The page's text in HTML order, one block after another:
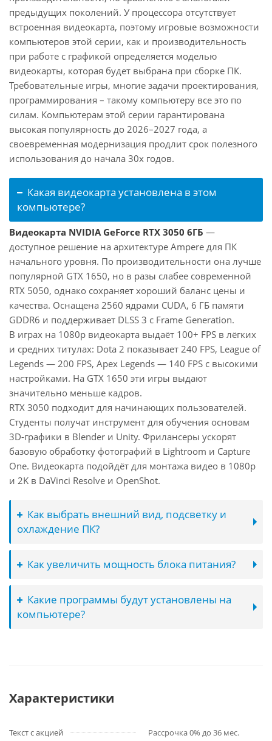
предыдущих поколений. У процессора отсутствует
встроенная видеокарта, поэтому игровые возможности
компьютеров этой серии, как и производительность
при работе с графикой определяется моделью
видеокарты, которая будет выбрана при сборке ПК.
Требовательные игры, многие задачи проектирования,
программирования – такому компьютеру все это по
силам. Компьютерам этой серии гарантирована
высокая популярность до 2026–2027 года, а
своевременная модернизация продлит срок полезного
использования до начала 30х годов.
Какая видеокарта установлена в этом
компьютере?
Видеокарта NVIDIA GeForce RTX 3050 6ГБ —
доступное решение на архитектуре Ampere для ПК
начального уровня. По производительности она лучше
популярной GTX 1650, но в разы слабее современной
RTX 5050, однако сохраняет хороший баланс цены и
качества. Оснащена 2560 ядрами CUDA, 6 ГБ памяти
GDDR6 и поддерживает DLSS 3 с Frame Generation.
В играх на 1080p видеокарта выдаёт 100+ FPS в лёгких
и средних титулах: Dota 2 показывает 240 FPS, League of
Legends — 200 FPS, Apex Legends — 140 FPS с высокими
настройками. На GTX 1650 эти игры выдают
значительно меньше кадров.
RTX 3050 подходит для начинающих пользователей.
Студенты получат инструмент для обучения основам
3D-графики в Blender и Unity. Фрилансеры ускорят
базовую обработку фотографий в Lightroom и Capture
One. Видеокарта подойдёт для монтажа видео в 1080p
и 2K в DaVinci Resolve и OpenShot.
Как выбрать внешний вид, подсветку и
охлаждение ПК?
Как увеличить мощность блока питания?
Какие программы будут установлены на
компьютере?
Характеристики
Текст с акцией Рассрочка 0% до 36 мес.